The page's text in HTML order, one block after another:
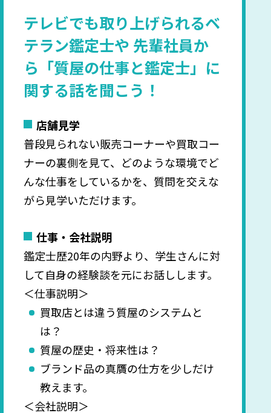
テレビでも取り上げられるベ
テラン鑑定士や 先輩社員か
ら「質屋の仕事と鑑定士」に
関する話を聞こう！
店舗見学
普段見られない販売コーナーや買取コー
ナーの裏側を見て、どのような環境でど
んな仕事をしているかを、質問を交えな
がら見学いただけます。
仕事・会社説明
鑑定士歴20年の内野より、学生さんに対
して自身の経験談を元にお話しします。
＜仕事説明＞
買取店とは違う質屋のシステムと
は？
質屋の歴史・将来性は？
ブランド品の真贋の仕方を少しだけ
教えます。
＜会社説明＞